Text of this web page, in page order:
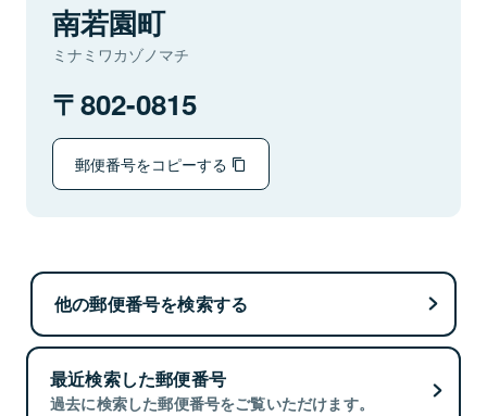
南若園町
ミナミワカゾノマチ
802-0815
郵便番号をコピーする
他の郵便番号を検索する
最近検索した郵便番号
過去に検索した郵便番号をご覧いただけます。